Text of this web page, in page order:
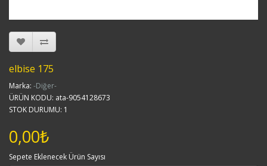
elbise 175
Marka: -Diğer-
ÜRÜN KODU: ata-9054128673
STOK DURUMU: 1
0,00₺
Sepete Eklenecek Ürün Sayısı